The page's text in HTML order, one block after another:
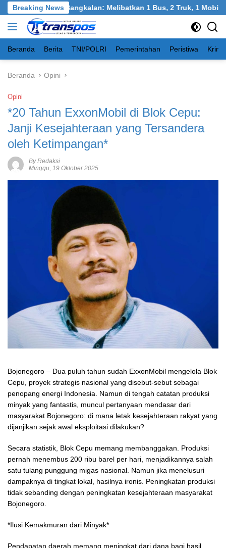
Langsung
ke
konten
Breaking News
Burneh, Bangkalan: Melibatkan 1 Bus, 2 Truk, 1 Mobil, 1
Beranda Berita TNI/POLRI Pemerintahan Peristiwa
Beranda Opini
Opini
*20 Tahun ExxonMobil di Blok Cepu:
Janji Kesejahteraan yang Tersandera
oleh Ketimpangan*
By Redaksi
Minggu, 19 Oktober 2025
Bojonegoro – Dua puluh tahun sudah ExxonMobil mengelola Blok
Cepu, proyek strategis nasional yang disebut-sebut sebagai
penopang energi Indonesia. Namun di tengah catatan produksi
minyak yang fantastis, muncul pertanyaan mendasar dari
masyarakat Bojonegoro: di mana letak kesejahteraan rakyat yang
dijanjikan sejak awal eksploitasi dilakukan?
Secara statistik, Blok Cepu memang membanggakan. Produksi
pernah menembus 200 ribu barel per hari, menjadikannya salah
satu tulang punggung migas nasional. Namun jika menelusuri
dampaknya di tingkat lokal, hasilnya ironis. Peningkatan produksi
tidak sebanding dengan peningkatan kesejahteraan masyarakat
Bojonegoro.
*Ilusi Kemakmuran dari Minyak*
Pendapatan daerah memang meningkat dari dana bagi hasil